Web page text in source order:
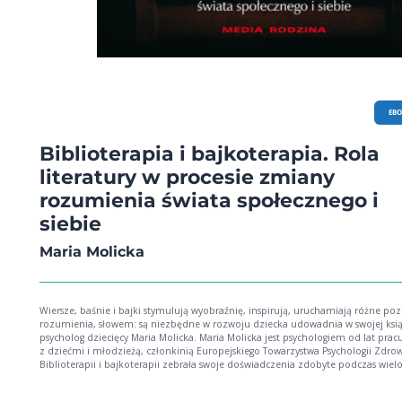
Biblioterapia i bajkoterapia. Rola
literatury w procesie zmiany
rozumienia świata społecznego i
siebie
Maria Molicka
Wiersze, baśnie i bajki stymulują wyobraźnię, inspirują, uruchamiają różne
rozumienia, słowem: są niezbędne w rozwoju dziecka udowadnia w swojej książce
psycholog dziecięcy Maria Molicka. Maria Molicka jest psychologiem od lat pracującym
z dziećmi i młodzieżą, członkinią Europejskiego Towarzystwa Psychologii
Biblioterapii i bajkoterapii zebrała swoje doświadczenia zdobyte podczas